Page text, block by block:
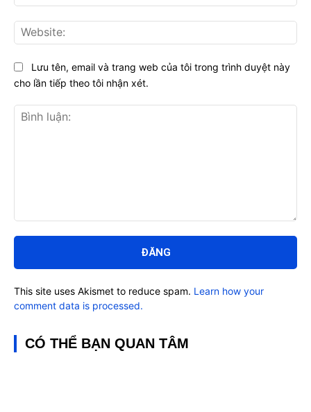
luận:
Lưu tên, email và trang web của tôi trong trình duyệt này
cho lần tiếp theo tôi nhận xét.
This site uses Akismet to reduce spam. Learn how your
comment data is processed.
CÓ THỂ BẠN QUAN TÂM